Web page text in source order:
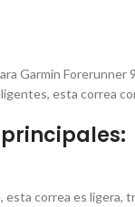
Garmin
esta correa
correa es ligera,